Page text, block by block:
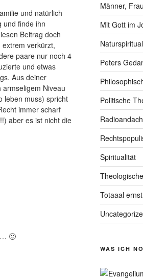
und natürlich
und finde ihn
Beitrag doch
verkürzt,
paare nur noch 4
und etwas
Aus deiner
Niveau
leben muss) spricht
immer scharf
aber es ist nicht die
🙂
Männer,
Mit Gott im
Peters
Politische
Spiritualität
Totaaal
WAS ICH